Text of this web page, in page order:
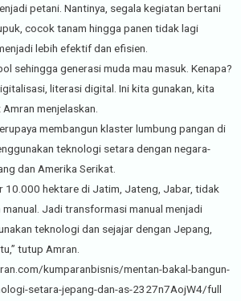
petani. Nantinya, segala kegiatan bertani
cocok tanam hingga panen tidak lagi
lebih efektif dan efisien.
sehingga generasi muda mau masuk. Kenapa?
literasi digital. Ini kita gunakan, kita
menjelaskan.
membangun klaster lumbung pangan di
teknologi setara dengan negara-
dan Amerika Serikat.
10.000 hektare di Jatim, Jateng, Jabar, tidak
manual. Jadi transformasi manual menjadi
teknologi dan sejajar dengan Jepang,
tutup Amran.
kumparanbisnis/mentan-bakal-bangun-
setara-jepang-dan-as-2327n7AojW4/full